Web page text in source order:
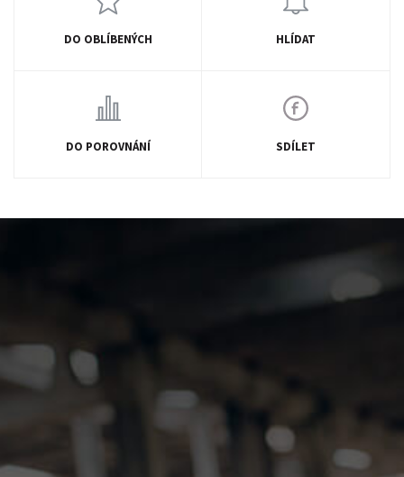
DO OBLÍBENÝCH HLÍDAT
DO POROVNÁNÍ SDÍLET